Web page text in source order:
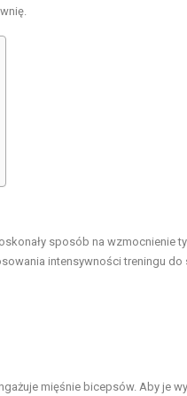
sposób na wzmocnienie
intensywności treningu
mięśnie bicepsów. Aby je